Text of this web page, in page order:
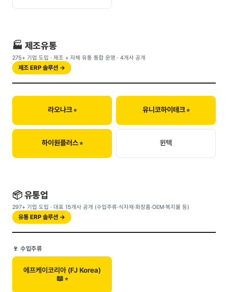
🏭 제조유통
275+ 기업 도입 · 제조 + 자체 유통 통합 운영 · 4개사 공개
제조 ERP 솔루션 →
라오나크 유니코하이테크
하이원플러스 윈텍
📦 유통업
297+ 기업 도입 · 대표 15개사 공개 (수입주류·식자재·화장품·OEM·복지몰 등)
유통 ERP 솔루션 →
🍷 수입주류
에프케이코리아 (FJ Korea)
📖